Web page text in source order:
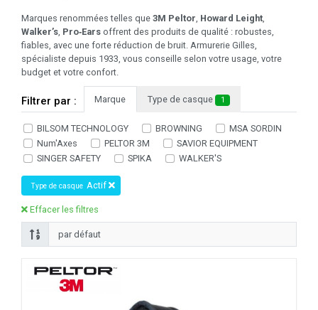
Marques renommées telles que 3M Peltor, Howard Leight,
Walker’s, Pro‑Ears offrent des produits de qualité : robustes,
fiables, avec une forte réduction de bruit. Armurerie Gilles,
spécialiste depuis 1933, vous conseille selon votre usage, votre
budget et votre confort.
Filtrer par : Marque Type de casque 1
BILSOM TECHNOLOGY BROWNING
MSA SORDIN
Num'Axes
PELTOR 3M
SAVIOR EQUIPMENT
SINGER SAFETY
SPIKA WALKER'S
Type de casque Actif
Effacer les filtres